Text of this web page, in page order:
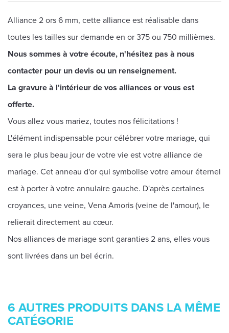
Alliance 2 ors 6 mm, cette alliance est réalisable dans
toutes les tailles sur demande en or 375 ou 750 millièmes.
Nous sommes à votre écoute, n'hésitez pas à nous
contacter pour un devis ou un renseignement.
La gravure à l'intérieur de vos alliances or vous est
offerte.
Vous allez vous mariez, toutes nos félicitations !
L'élément indispensable pour célébrer votre mariage, qui
sera le plus beau jour de votre vie est votre alliance de
mariage. Cet anneau d'or qui symbolise votre amour éternel
est à porter à votre annulaire gauche. D'après certaines
croyances, une veine, Vena Amoris (veine de l'amour), le
relierait directement au cœur.
Nos alliances de mariage sont garanties 2 ans, elles vous
sont livrées dans un bel écrin.
6 AUTRES PRODUITS DANS LA MÊME
CATÉGORIE